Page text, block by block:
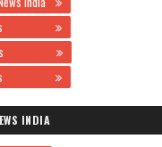
News
News
News
INDIA